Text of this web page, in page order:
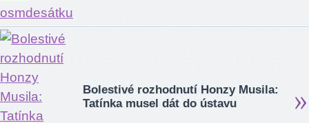
Bolestivé rozhodnutí Honzy Musila:
Tatínka musel dát do ústavu